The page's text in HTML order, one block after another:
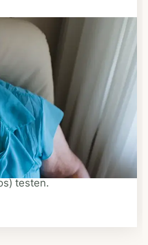
Ihres Anbieters
Sie telefonisch,
Ihres Anbieters.
Essen zum
Bei vielen
Rädern auch
testen.